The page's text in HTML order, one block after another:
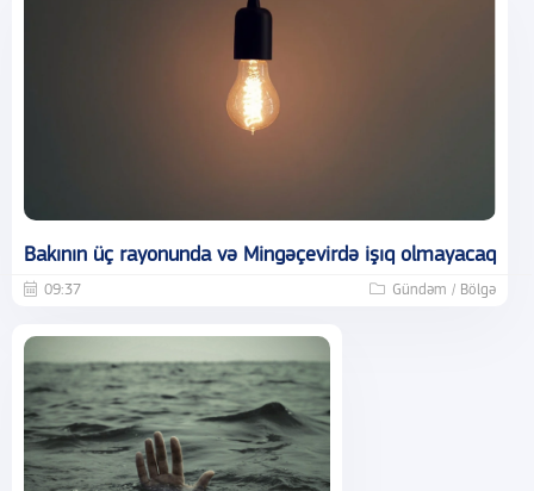
Bakının üç rayonunda və Mingəçevirdə işıq olmayacaq
09:37 Gündəm / Bölgə